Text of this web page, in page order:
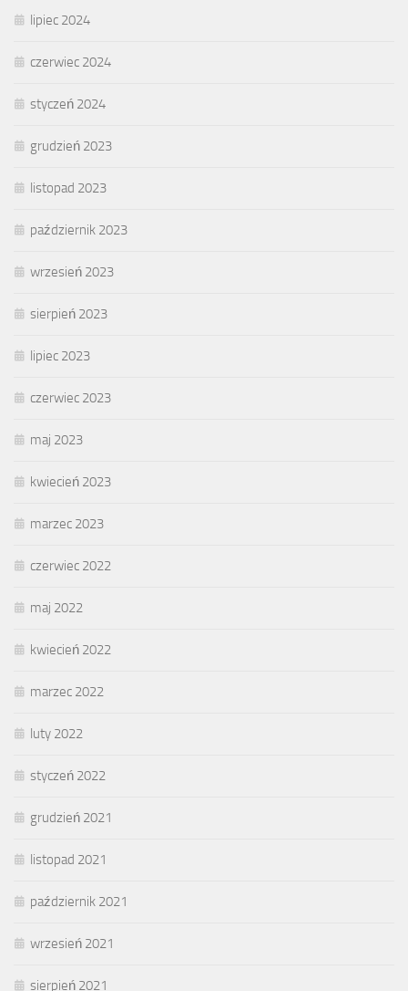
lipiec 2024
czerwiec 2024
styczeń 2024
grudzień 2023
listopad 2023
październik 2023
wrzesień 2023
sierpień 2023
lipiec 2023
czerwiec 2023
maj 2023
kwiecień 2023
marzec 2023
czerwiec 2022
maj 2022
kwiecień 2022
marzec 2022
luty 2022
styczeń 2022
grudzień 2021
listopad 2021
październik 2021
wrzesień 2021
sierpień 2021